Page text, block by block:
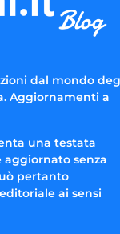
dal mondo
Aggiornamenti a
una testata
senza
pertanto
ai sensi